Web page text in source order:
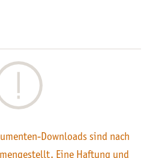
Downloads sind nach
Eine Haftung und